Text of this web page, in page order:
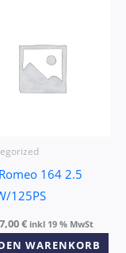
164 2.5
125PS
€ inkl 19 % MwSt
WARENKORB